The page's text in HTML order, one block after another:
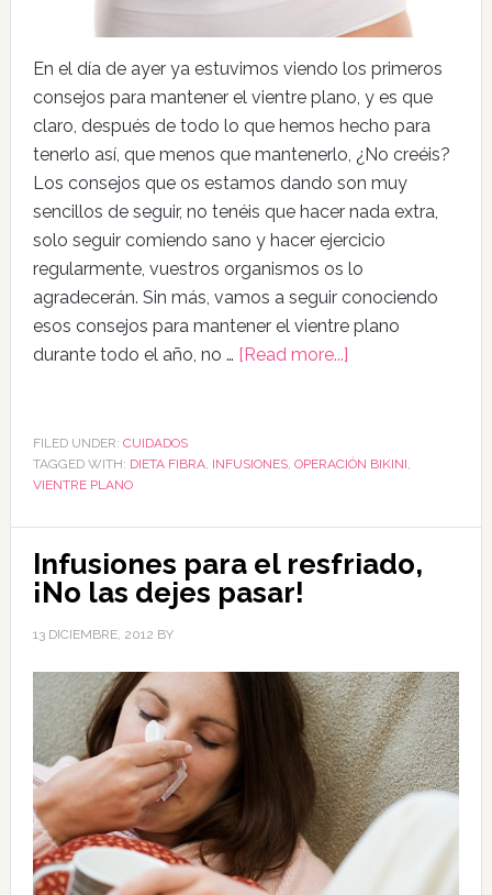
En el día de ayer ya estuvimos viendo los primeros
consejos para mantener el vientre plano, y es que
claro, después de todo lo que hemos hecho para
tenerlo así, que menos que mantenerlo, ¿No creéis?
Los consejos que os estamos dando son muy
sencillos de seguir, no tenéis que hacer nada extra,
solo seguir comiendo sano y hacer ejercicio
regularmente, vuestros organismos os lo
agradecerán. Sin más, vamos a seguir conociendo
esos consejos para mantener el vientre plano
durante todo el año, no … [Read more...]
FILED UNDER: CUIDADOS
TAGGED WITH: DIETA FIBRA, INFUSIONES, OPERACIÓN BIKINI,
VIENTRE PLANO
Infusiones para el resfriado,
¡No las dejes pasar!
13 DICIEMBRE, 2012 BY